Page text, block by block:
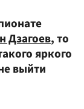
Дзагоев, то
яркого
выйти